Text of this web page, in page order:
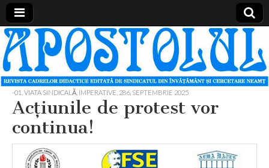
Apostolul
Revista
cadrelor
didactice
din
judetul
Neamt
-01. VIATA SINDICALĂ, IMPERATIVE 286, SEPTEMBRIE 2025
Acţiunile de protest vor
continua!